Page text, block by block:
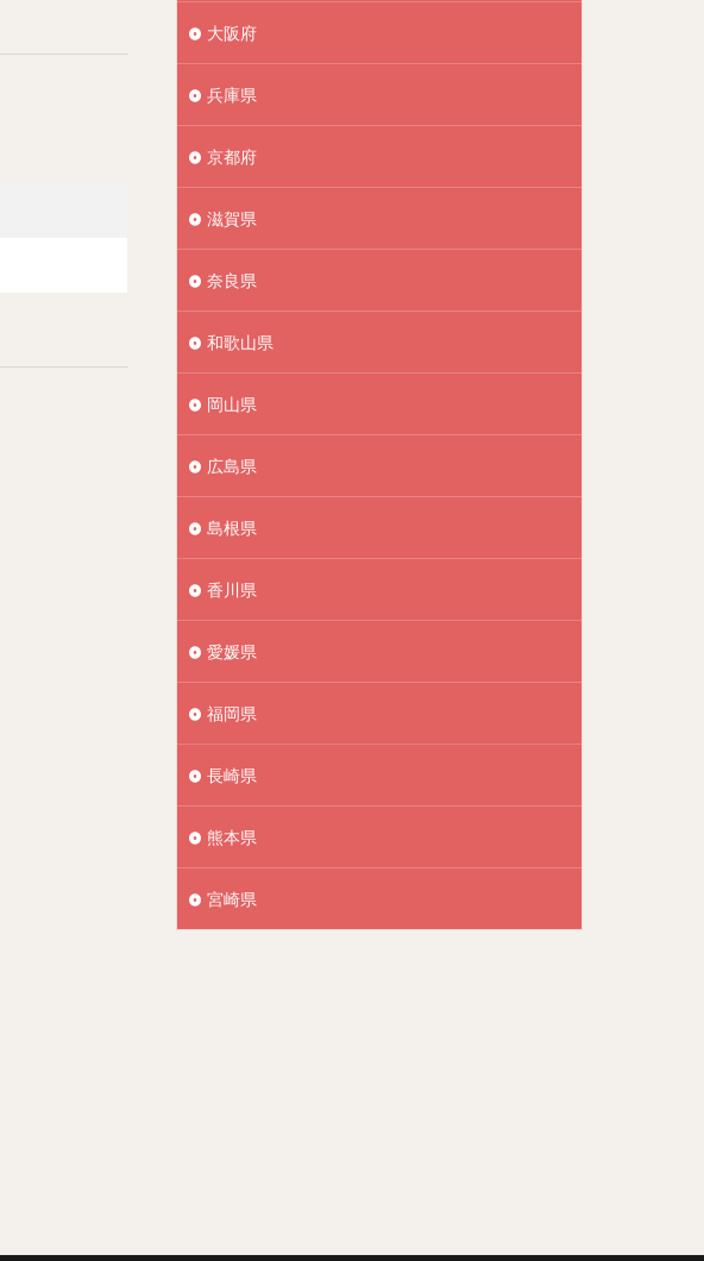
大阪府
兵庫県
京都府
滋賀県
奈良県
和歌山県
岡山県
広島県
島根県
香川県
愛媛県
福岡県
長崎県
熊本県
宮崎県